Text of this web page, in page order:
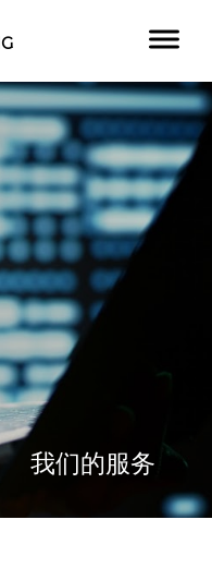
我们的服务